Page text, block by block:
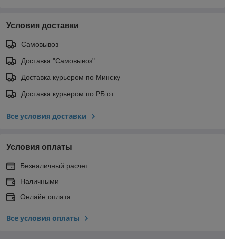
Условия доставки
Самовывоз
Доставка "Самовывоз"
Доставка курьером по Минску
Доставка курьером по РБ от
Все условия доставки
Условия оплаты
Безналичный расчет
Наличными
Онлайн оплата
Все условия оплаты